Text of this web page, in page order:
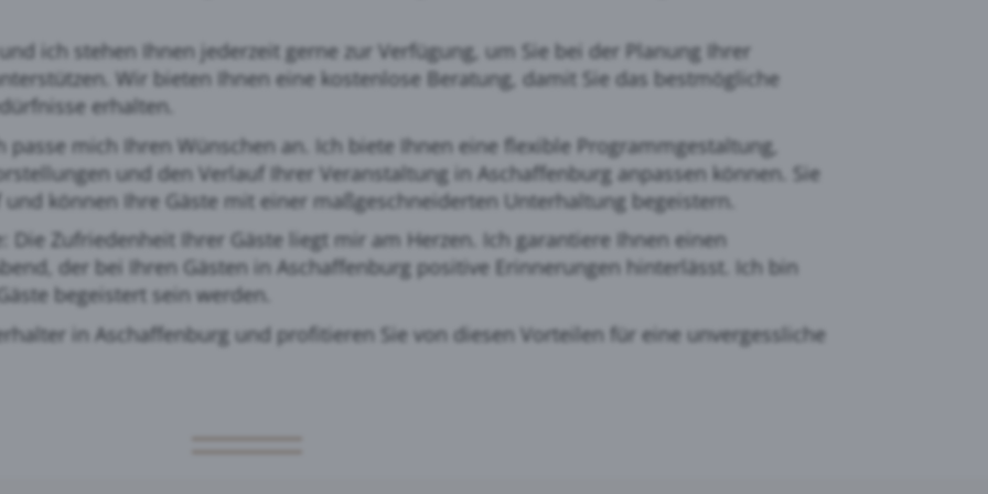
ich stehen Ihnen jederzeit gerne zur Verfügung, um Sie bei der Planung Ihrer
Wir bieten Ihnen eine kostenlose Beratung, damit Sie das bestmögliche
erhalten.
passe mich Ihren Wünschen an. Ich biete Ihnen eine flexible Programmgestaltung,
und den Verlauf Ihrer Veranstaltung in Aschaffenburg anpassen können. Sie
können Ihre Gäste mit einer maßgeschneiderten Unterhaltung begeistern.
Die Zufriedenheit Ihrer Gäste liegt mir am Herzen. Ich garantiere Ihnen einen
der bei Ihren Gästen in Aschaffenburg positive Erinnerungen hinterlässt. Ich bin
begeistert sein werden.
in Aschaffenburg und profitieren Sie von diesen Vorteilen für eine unvergessliche